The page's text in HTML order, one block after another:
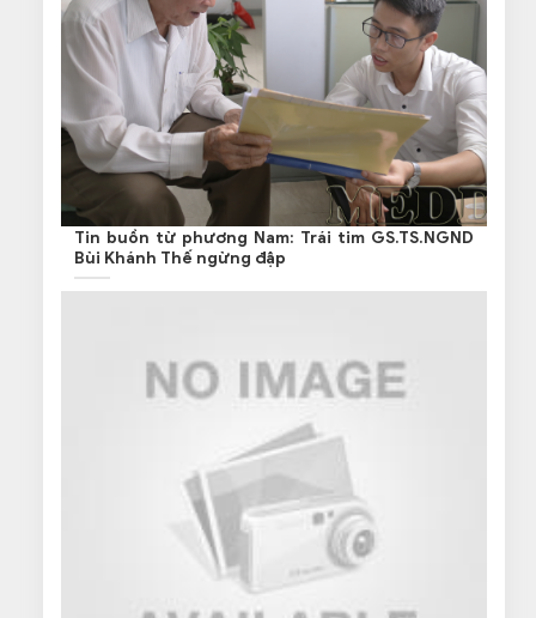
Tin buồn từ phương Nam: Trái tim GS.TS.NGND
Bùi Khánh Thế ngừng đập